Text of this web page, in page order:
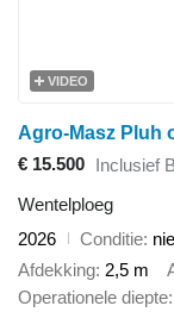
VIDEO
€ 15.500 Inclusief
Wentelploeg
2026
Conditie
Afdekking 2,5 m
Operationele diepte